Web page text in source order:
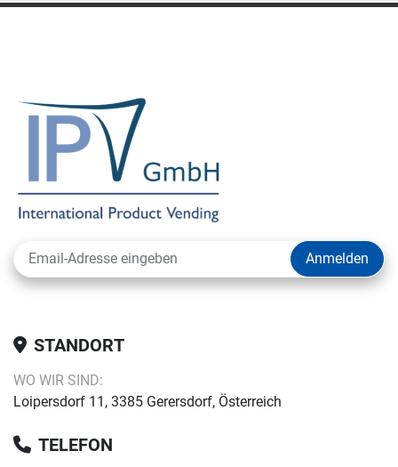
Anmelden
STANDORT
WO WIR SIND:
Loipersdorf 11, 3385 Gerersdorf, Österreich
TELEFON